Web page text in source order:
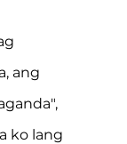
ang
ko lang